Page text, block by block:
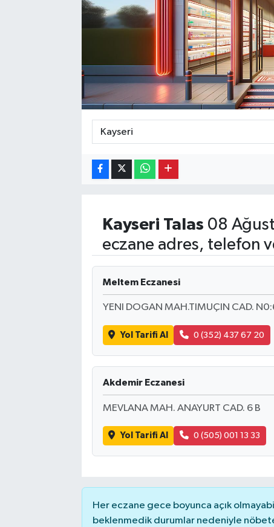
Kayseri Talas 08
eczane adres, telefon
Meltem Eczanesi
YENI DOGAN MAH.TIMUÇIN CAD.
Yol Tarifi Al 0 (352) 437 67 20
Akdemir Eczanesi
MEVLANA MAH. ANAYURT CAD. 6 B
Yol Tarifi Al 0 (505) 001 13 33
Her eczane gece boyunca açık
beklenmedik durumlar nedeniyle